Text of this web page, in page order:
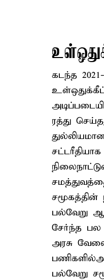
கடந்த
ரத்து
பல்வேறு
சேர்ந்த
அரசு
பல்வேறு